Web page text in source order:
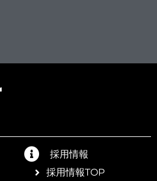
採用情報
採用情報TOP